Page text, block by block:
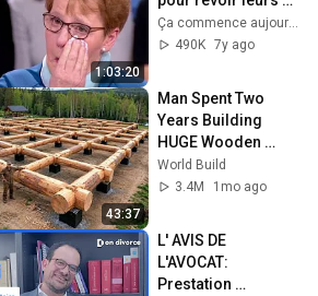
1:03:20
petits-enfants - Ça
commence
Ça commence aujourd'hui - France Télévisions
490K 7y ago
43:37
Man Spent Two
Years Building
HUGE Wooden
House for his
Family | Start to
@bjornbrenton
World Build
3.4M
1mo ago
L' AVIS DE
L'AVOCAT:
Prestation